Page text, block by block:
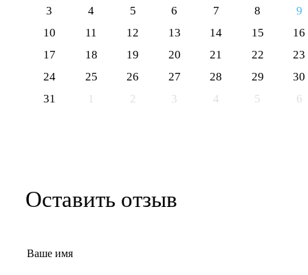
3
4 5 6 7 8
9
10
11 12 13 14 15
16
17
18 19 20 21 22
23
24
25 26 27 28 29
30
31
1 2 3 4 5 6
Оставить отзыв